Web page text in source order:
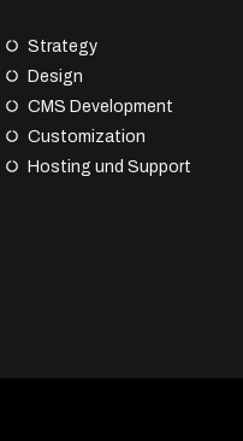
Strategy
Design
CMS Development
Customization
Hosting und Support